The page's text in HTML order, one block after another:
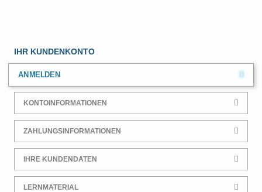
IHR KUNDENKONTO
ANMELDEN
KONTOINFORMATIONEN
ZAHLUNGSINFORMATIONEN
IHRE KUNDENDATEN
LERNMATERIAL